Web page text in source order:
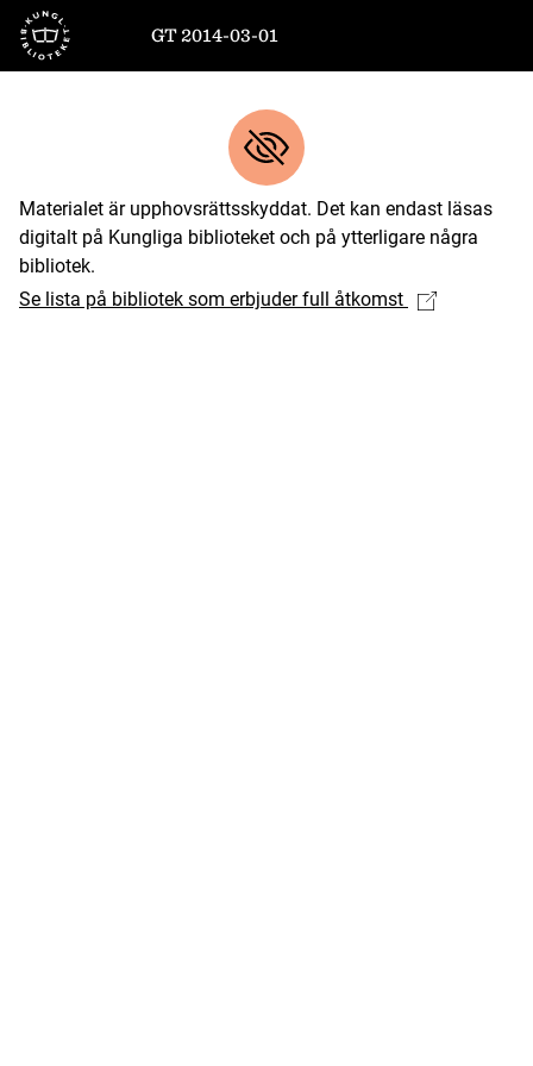
Till startsidan
GT 2014-03-01
Materialet är upphovsrättsskyddat. Det kan endast läsas
digitalt på Kungliga biblioteket och på ytterligare några
bibliotek.
Se lista på bibliotek som erbjuder full åtkomst